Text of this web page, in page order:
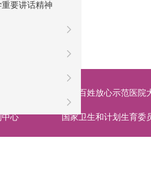
要讲话精神
全国百姓放心示范医院
中心 国家卫生和计划生育委